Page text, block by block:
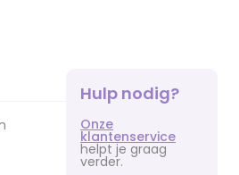
Hulp nodig?
Onze
klantenservice
helpt je graag
verder.